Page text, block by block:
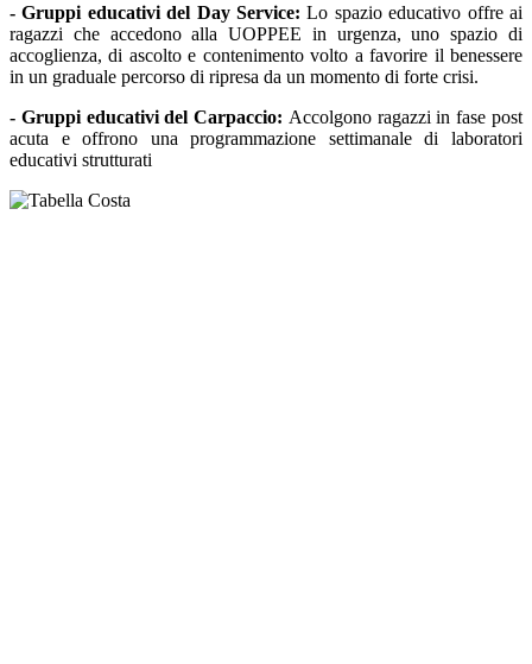
- Gruppi educativi del Day Service:Lo spazio educativo offre ai
ragazzi che accedono alla UOPPEE in urgenza, uno spazio di
accoglienza, di ascolto e contenimento volto a favorire il benessere
in un graduale percorso di ripresa da un momento di forte crisi.
- Gruppi educativi del Carpaccio: Accolgono ragazzi in fase post
acuta e offrono una programmazione settimanale di laboratori
educativi strutturati